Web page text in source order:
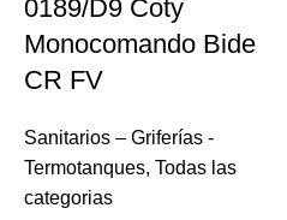
0189/D9 Coty
Monocomando Bide
CR FV
Sanitarios – Griferías -
Termotanques, Todas las
categorias